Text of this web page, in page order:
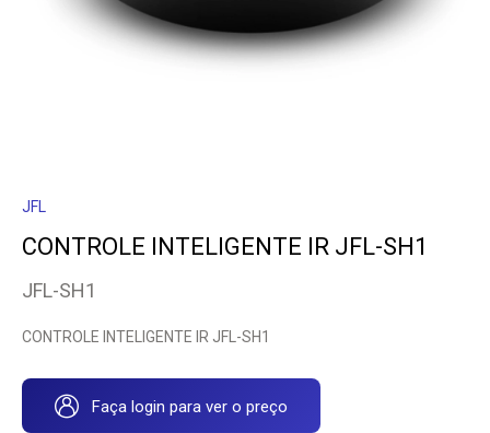
JFL
CONTROLE INTELIGENTE IR JFL-SH1
JFL-SH1
CONTROLE INTELIGENTE IR JFL-SH1
Faça login para ver o preço